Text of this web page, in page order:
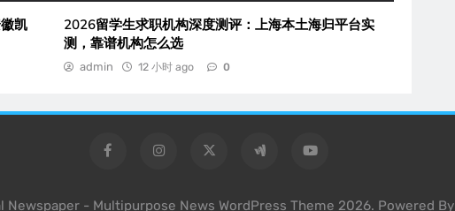
凯
2026留学生求职机构深度测评：上海本土海归平台实
测，靠谱机构怎么选
admin 12 小时 ago 0
Newspaper - Multipurpose News WordPress Theme 2026. Powered By